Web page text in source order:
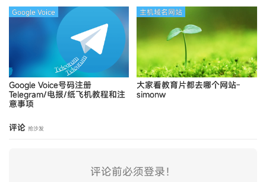
Google Voice号码注册
Telegram/电报/纸飞机教程和注
意事项
Google Voice
大家看教育片都去哪个网站-
simonw
主机域名网站
评论 抢沙发
评论前必须登录！